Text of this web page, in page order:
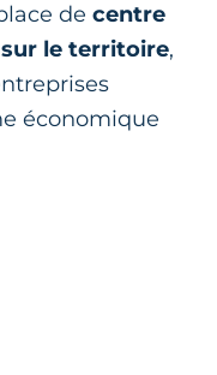
de centre
le territoire,
économique